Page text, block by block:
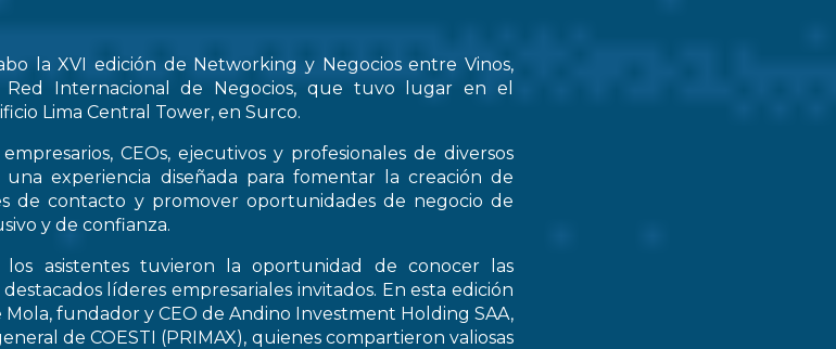
la XVI edición de Networking y Negocios entre Vinos,
Internacional de Negocios, que tuvo lugar en el
Lima Central Tower, en Surco.
CEOs, ejecutivos y profesionales de diversos
experiencia diseñada para fomentar la creación de
de contacto y promover oportunidades de negocio de
y de confianza.
asistentes tuvieron la oportunidad de conocer las
líderes empresariales invitados. En esta edición
fundador y CEO de Andino Investment Holding SAA,
de COESTI (PRIMAX), quienes compartieron valiosas